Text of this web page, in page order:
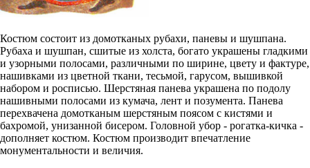
Костюм состоит из домотканых рубахи, паневы и шушпана.
Рубаха и шушпан, сшитые из холста, богато украшены гладкими
и узорными полосами, различными по ширине, цвету и фактуре,
нашивками из цветной ткани, тесьмой, гарусом, вышивкой
набором и росписью. Шерстяная панева украшена по подолу
нашивными полосами из кумача, лент и позумента. Панева
перехвачена домотканым шерстяным поясом c кистями и
бахромой, унизанной бисером. Головной убор - рогатка-кичка -
дополняет костюм. Костюм производит впечатление
монументальности и величия.